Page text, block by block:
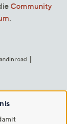
Community
.
road